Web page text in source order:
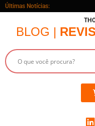
Últimas Notícias:
BLOG |